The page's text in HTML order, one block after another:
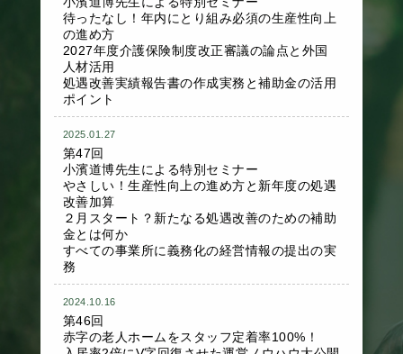
待ったなし！年内にとり組み必須の生産性向上
の進め方
2027年度介護保険制度改正審議の論点と外国
人材活用
処遇改善実績報告書の作成実務と補助金の活用
ポイント
2025.01.27
第47回
小濱道博先生による特別セミナー
やさしい！生産性向上の進め方と新年度の処遇
改善加算
２月スタート？新たなる処遇改善のための補助
金とは何か
すべての事業所に義務化の経営情報の提出の実
務
2024.10.16
第46回
赤字の老人ホームをスタッフ定着率100%！